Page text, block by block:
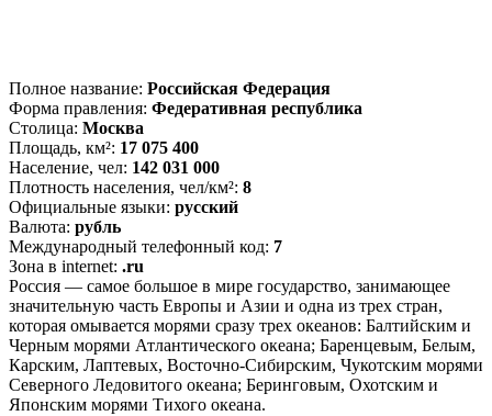
Полное название: Российская Федерация
Форма правления: Федеративная республика
Столица: Москва
Площадь, км²: 17 075 400
Население, чел: 142 031 000
Плотность населения, чел/км²: 8
Официальные языки: русский
Валюта: рубль
Международный телефонный код: 7
Зона в internet: .ru
Россия — самое большое в мире государство, занимающее
значительную часть Европы и Азии и одна из трех стран,
которая омывается морями сразу трех океанов: Балтийским и
Черным морями Атлантического океана; Баренцевым, Белым,
Карским, Лаптевых, Восточно-Сибирским, Чукотским морями
Северного Ледовитого океана; Беринговым, Охотским и
Японским морями Тихого океана.